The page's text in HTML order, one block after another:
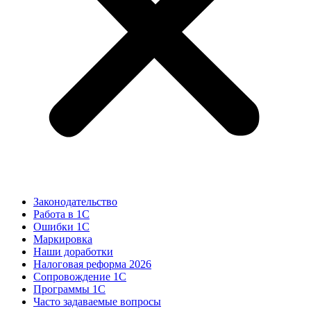
Законодательство
Работа в 1С
Ошибки 1С
Маркировка
Наши доработки
Налоговая реформа 2026
Сопровождение 1С
Программы 1С
Часто задаваемые вопросы